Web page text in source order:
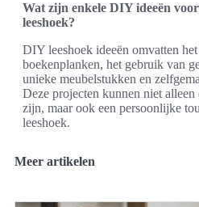
Wat zijn enkele DIY ideeën
leeshoek?
DIY leeshoek ideeën omvatten
boekenplanken, het gebruik van
unieke meubelstukken en
Deze projecten kunnen niet alleen
zijn, maar ook een persoonlijke
leeshoek.
Meer artikelen